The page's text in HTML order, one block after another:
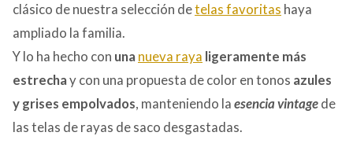
clásico de nuestra selección detelas favoritas haya
ampliado la familia.
Y lo ha hecho con unanueva raya ligeramente más
estrechay con una propuesta de color en tonos azules
y grises empolvados, manteniendo laesencia vintagede
las telas de rayas de saco desgastadas.